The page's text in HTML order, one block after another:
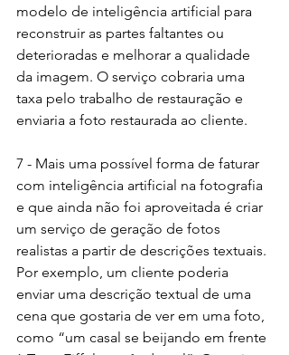
modelo de inteligência artificial para
reconstruir as partes faltantes ou
deterioradas e melhorar a qualidade
da imagem. O serviço cobraria uma
taxa pelo trabalho de restauração e
enviaria a foto restaurada ao cliente.
7 - Mais uma possível forma de faturar
com inteligência artificial na fotografia
e que ainda não foi aproveitada é criar
um serviço de geração de fotos
realistas a partir de descrições textuais.
Por exemplo, um cliente poderia
enviar uma descrição textual de uma
cena que gostaria de ver em uma foto,
como “um casal se beijando em frente